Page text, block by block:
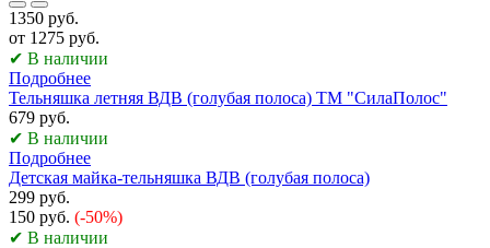
1350 руб.
от 1275 руб.
✔ В наличии
Подробнее
Тельняшка летняя ВДВ (голубая полоса) ТМ "СилаПолос"
679 руб.
✔ В наличии
Подробнее
Детская майка-тельняшка ВДВ (голубая полоса)
299 руб.
150 руб. (-50%)
✔ В наличии